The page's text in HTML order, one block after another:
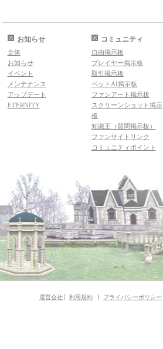
お知らせ
全体
お知らせ
イベント
メンテナンス
アップデート
ETERNITY
コミュニティ
自由掲示板
プレイヤー掲示板
取引掲示板
ペットAI掲示板
ファンアート掲示板
スクリーンショット掲示
板
知識王（質問掲示板）
ファンサイトリンク
コミュニティポイント
運営会社 利用規約 プライバシーポリシー